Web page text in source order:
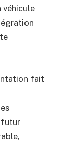
véhicule
fait
futur